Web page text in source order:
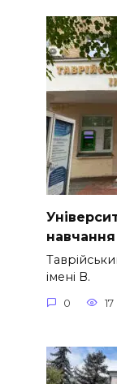
імені В.
0 17